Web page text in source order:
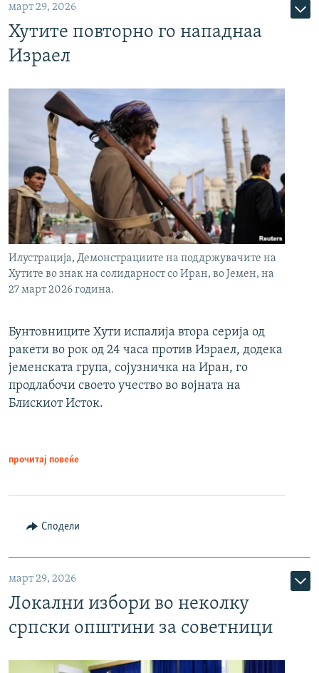
март 29, 2026
Хутите повторно го нападнаа
Израел
Илустрација, Демонстрациите на поддржувачите на
Хутите во знак на солидарност со Иран, во Јемен, на
27 март 2026 година.
Бунтовниците Хути испалија втора серија од
ракети во рок од 24 часа против Израел, додека
јеменската група, сојузничка на Иран, го
продлабочи своето учество во војната на
Блискиот Исток.
прочитај повеќе
Сподели
март 29, 2026
Локални избори во неколку
српски општини за советници